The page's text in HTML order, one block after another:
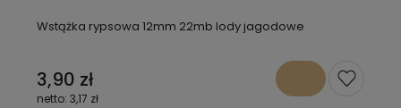
Wstążka rypsowa 12mm 22mb lody jagodowe
3,90 zł
3,17 zł